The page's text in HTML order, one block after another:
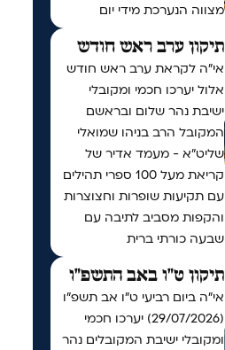
מצווה הנערכת מידי יום
תיקון ערב ראש חודש
אי"ה לקראת ערב ראש חודש
אלול יערכו חכמי ומקובלי
ישיבת נהר שלום ובראשם
המקובל הרב בניהו שמואלי
שליט״א - מעמד אדיר של
קריאת מעל 100 ספרי תהילים
עם תקיעות שופרות וחצוצרות
והקפות מסביב לתיבה עם
שבעה כורתי ברית
תיקון ט"ו באב התשפ"ו
אי"ה ביום רביעי ט״ו אב תשפ״ו
(29/07/2026) יערכו חכמי
ומקובלי ישיבת המקובלים נהר